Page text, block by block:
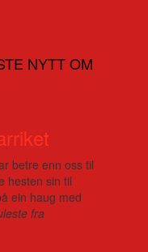
NYTT OM
betre enn oss til
hesten sin til
ein haug med
fra